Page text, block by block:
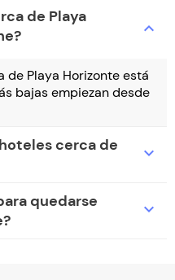
de Playa
expand_more
de Playa Horizonte está
bajas empiezan desde
cerca de
expand_more
quedarse
expand_more